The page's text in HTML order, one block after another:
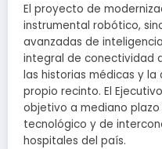
El proyecto de
instrumental robótico,
avanzadas de
integral de conectividad
las historias médicas y
propio recinto. El
objetivo a mediano
tecnológico y de
hospitales del país.